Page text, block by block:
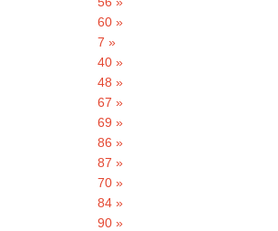
60 »
7 »
40 »
48 »
67 »
69 »
86 »
87 »
70 »
84 »
90 »